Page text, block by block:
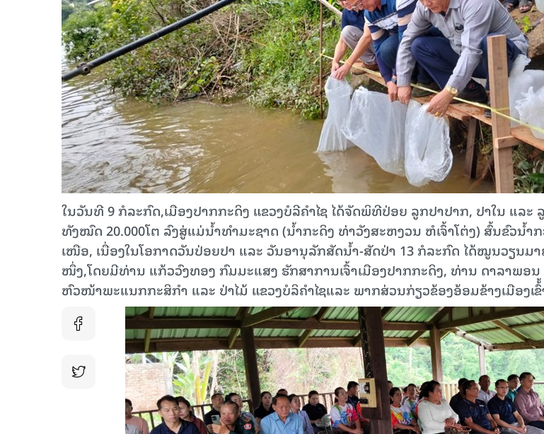
ໃນວັນທີ 9 ກໍລະກົດ,ເມືອງປາກກະດິງ ແຂວງບໍລີຄໍາໄຊ ໄດ້ຈັດພິທີປ່ອຍ ລູກປາປາກ, ປາໃນ ແລ
ທັງໝົດ 20.000ໂຕ ລົງສູ່ແມ່ນ້ຳທຳມະຊາດ (ນ້ຳກະດິງ ທ່າວັງສະຫງວນ ຫໍເຈົ້າໂຕ່ງ) ສົ້ນຂົວນ້ຳ
ເໜືອ, ເນື່ອງໃນໂອກາດວັນປ່ອຍປາ ແລະ ວັນອານຸລັກສັດນ້ຳ-ສັດປ່າ 13 ກໍລະກົດ ໄດ້ໝູນວຽນມ
ໜຶ່ງ,ໂດຍມີທ່ານ ແກ້ວວົງທອງ ກົມມະແສງ ຮັກສາການເຈົ້າເມືອງປາກກະດິງ, ທ່ານ ດາລາພອ
ຫົວໜ້າພະແນກກະສິກຳ ແລະ ປ່າໄມ້ ແຂວງບໍລິຄຳໄຊແລະ ພາກສ່ວນກ່ຽວຂ້ອງອ້ອມຂ້າງເມືອງເ